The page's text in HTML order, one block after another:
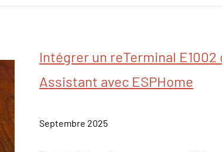
Intégrer un reTerminal E1002
Assistant avec ESPHome
Septembre 2025